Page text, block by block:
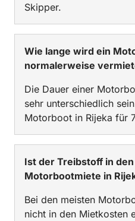
Skipper.
Wie lange wird ein
normalerweise
Die Dauer einer
sehr unterschiedlich
Motorboot in Rijeka für
Ist der Treibstoff in
Motorbootmiete in
Bei den meisten
nicht in den Mietkosten